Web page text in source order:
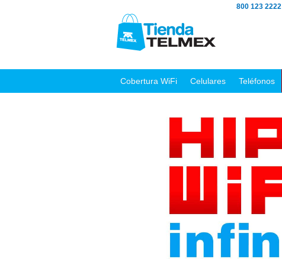
800 123 2222
Cobertura WiFi Celulares Teléfonos